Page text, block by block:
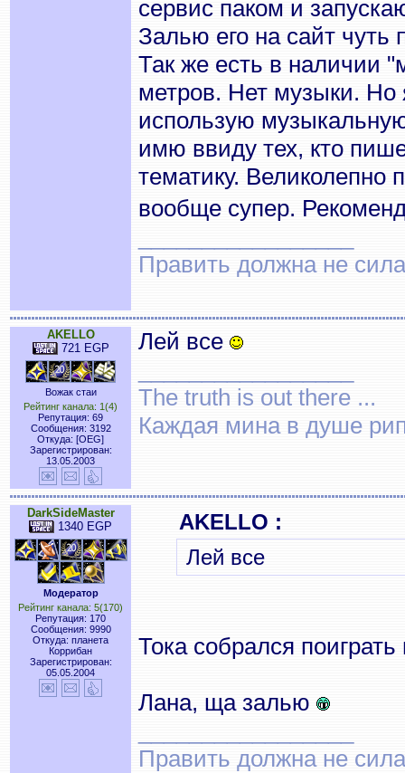
сервис паком и
Залью его на сайт чуть
Так же есть в наличии
метров. Нет музыки. Но
использую
имю ввиду тех, кто
тематику. Великолепно
вообще супер.
Править должна не
AKELLO
721 EGP
Вожак стаи
Рейтинг канала: 1(4)
Репутация: 69
Сообщения: 3192
Откуда: [OEG]
Зарегистрирован:
13.05.2003
Лей все
The truth is out there ...
Каждая мина в душе
DarkSideMaster
1340 EGP
Модератор
Рейтинг канала: 5(170)
Репутация: 170
Сообщения: 9990
Откуда: планета
Коррибан
Зарегистрирован:
05.05.2004
AKELLO :
Лей все
Тока собрался
Лана, ща залью
Править должна не